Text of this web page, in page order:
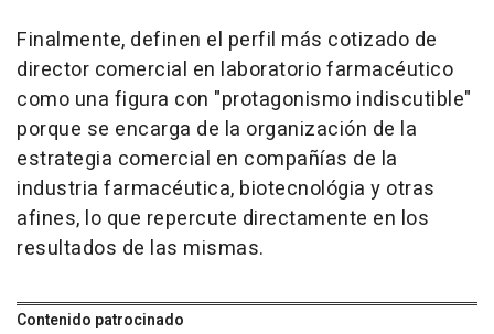
Finalmente, definen el perfil más cotizado de
director comercial en laboratorio farmacéutico
como una figura con "protagonismo indiscutible"
porque se encarga de la organización de la
estrategia comercial en compañías de la
industria farmacéutica, biotecnológia y otras
afines, lo que repercute directamente en los
resultados de las mismas.
Contenido patrocinado